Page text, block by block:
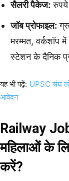
सैलरी पैकेज:
जॉब प्रोफाइल:
मरम्मत, वर्कशॉप
स्टेशन के दैनिक
यह भी पढ़ें: UPSC संघ
आवेदन
Railway
महिलाओं के
करें?